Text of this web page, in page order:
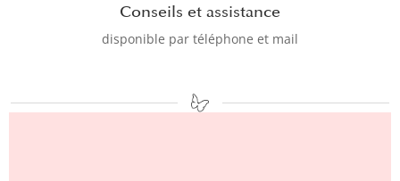
Conseils et assistance
disponible par téléphone et mail